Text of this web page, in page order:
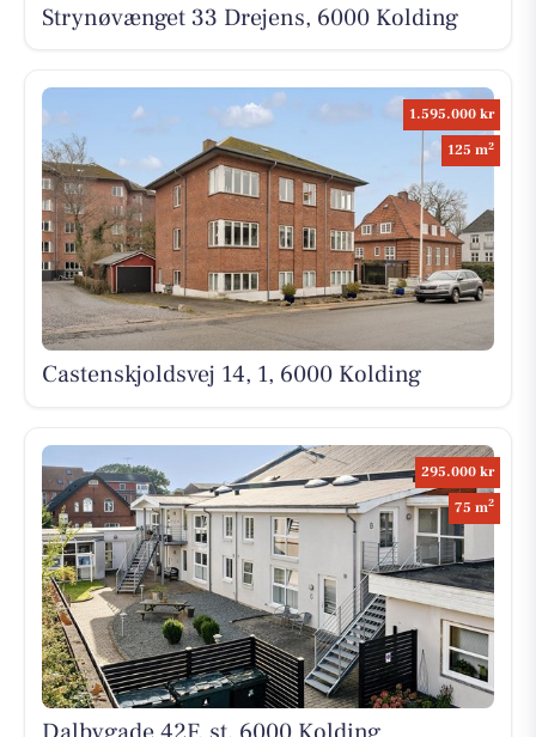
Strynøvænget 33 Drejens, 6000 Kolding
1.595.000 kr
125 m2
Castenskjoldsvej 14, 1, 6000 Kolding
295.000 kr
75 m2